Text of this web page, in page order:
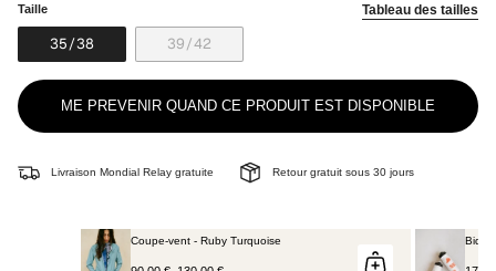
Taille Tableau des tailles
35/38VARIANTE
ÉPUISÉE
OU
NON
DISPONIBLE
39/42
ÉPUISÉE
OU
NON
ME PREVENIR QUAND CE PRODUIT EST DISPONIBLE
Livraison Mondial Relay gratuite Retour gratuit sous 30 jours
Coupe-vent - Ruby Turquoise